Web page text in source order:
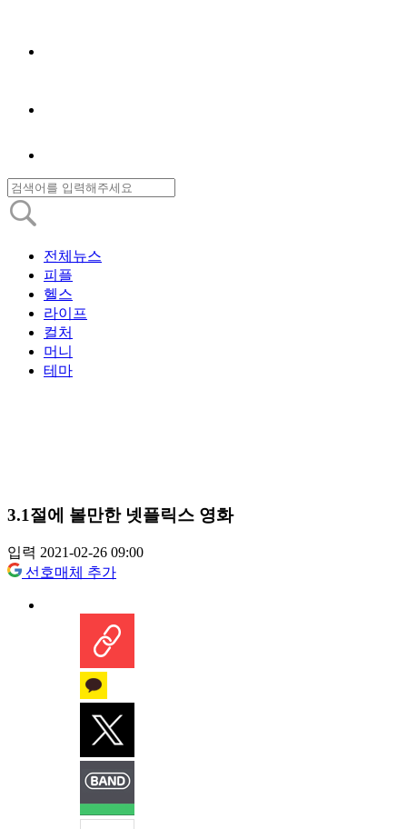
전체뉴스
피플
헬스
라이프
컬처
머니
테마
3.1절에 볼만한 넷플릭스 영화
입력 2021-02-26 09:00
선호매체 추가